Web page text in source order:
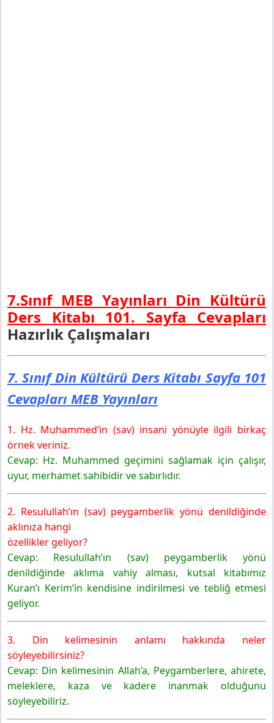
7.Sınıf MEB Yayınları Din Kültürü
Ders Kitabı 101. Sayfa Cevapları
Hazırlık Çalışmaları
7. Sınıf Din Kültürü Ders Kitabı Sayfa 101
Cevapları MEB Yayınları
1. Hz. Muhammed’in (sav) insani yönüyle ilgili birkaç
örnek veriniz.
Cevap: Hz. Muhammed geçimini sağlamak için çalışır,
uyur, merhamet sahibidir ve sabırlıdır.
2. Resulullah’ın (sav) peygamberlik yönü denildiğinde
aklınıza hangi
özellikler geliyor?
Cevap: Resulullah’ın (sav) peygamberlik yönü
denildiğinde aklıma vahiy alması, kutsal kitabımız
Kuran’ı Kerim’in kendisine indirilmesi ve tebliğ etmesi
geliyor.
3. Din kelimesinin anlamı hakkında neler
söyleyebilirsiniz?
Cevap: Din kelimesinin Allah’a, Peygamberlere, ahirete,
meleklere, kaza ve kadere inanmak olduğunu
söyleyebiliriz.